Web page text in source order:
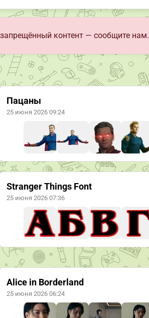
контент — сообщите нам.
Пацаны
25 июня 2026 09:24
Stranger Things Font
25 июня 2026 07:36
Alice in Borderland
25 июня 2026 06:24